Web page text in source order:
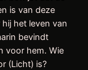
het ​leven van
bevindt
voor hem. Wie
(Licht) is?